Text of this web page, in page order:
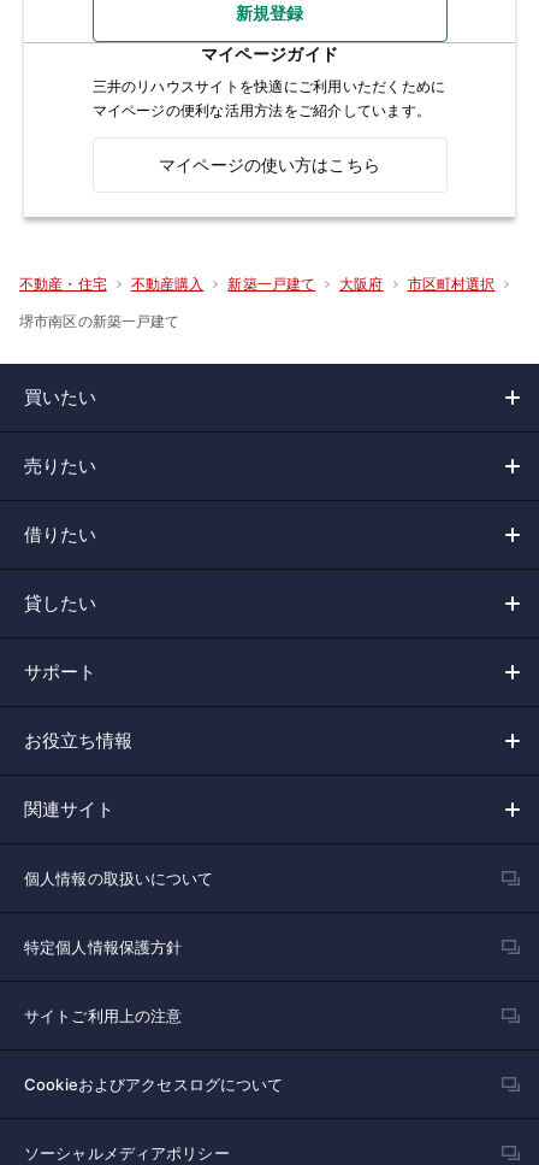
新規登録
マイページガイド
三井のリハウスサイトを快適にご利用いただくために
マイページの便利な活用方法をご紹介しています。
マイページの使い方はこちら
不動産・住宅 不動産購入 新築一戸建て 大阪府 市区町村選択
堺市南区の新築一戸建て
買いたい
売りたい
借りたい
貸したい
サポート
お役立ち情報
関連サイト
個人情報の取扱いについて
特定個人情報保護方針
サイトご利用上の注意
Cookieおよびアクセスログについて
ソーシャルメディアポリシー